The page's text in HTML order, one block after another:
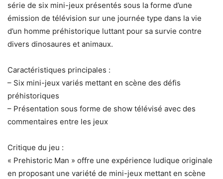
série de six mini-jeux présentés sous la forme d’une
émission de télévision sur une journée type dans la vie
d’un homme préhistorique luttant pour sa survie contre
divers dinosaures et animaux.
Caractéristiques principales :
– Six mini-jeux variés mettant en scène des défis
préhistoriques
– Présentation sous forme de show télévisé avec des
commentaires entre les jeux
Critique du jeu :
« Prehistoric Man » offre une expérience ludique originale
en proposant une variété de mini-jeux mettant en scène